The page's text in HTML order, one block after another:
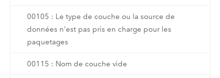
00105 : Le type de couche ou la source de
données n'est pas pris en charge pour les
paquetages
00115 : Nom de couche vide